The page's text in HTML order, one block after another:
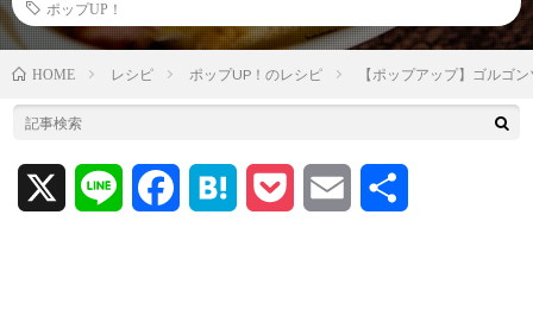
ポップUP！
HOME レシピ ポップUP！のレシピ 【ポップアップ】ゴルゴ